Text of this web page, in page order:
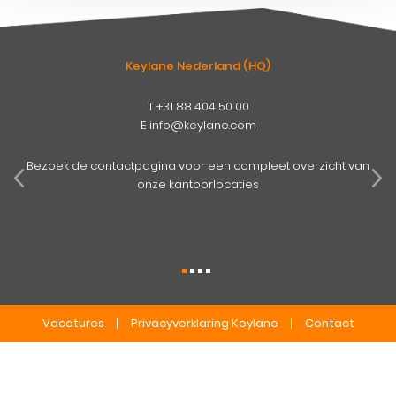
Keylane Nederland (HQ)
T+31 88 404 50 00
E info@keylane.com
Bezoek de contactpagina voor een compleet overzicht van
onze kantoorlocaties
Vacatures Privacyverklaring Keylane Contact